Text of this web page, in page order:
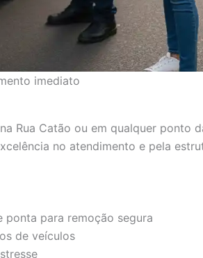
imediato
na Rua Catão ou em qualquer ponto
no atendimento e pela
para remoção segura
de veículos